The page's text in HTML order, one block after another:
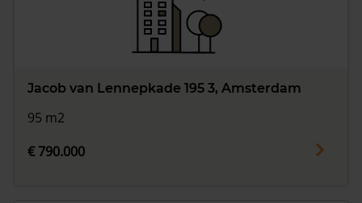
Jacob van Lennepkade 195 3, Amsterdam
95 m2
€ 790.000